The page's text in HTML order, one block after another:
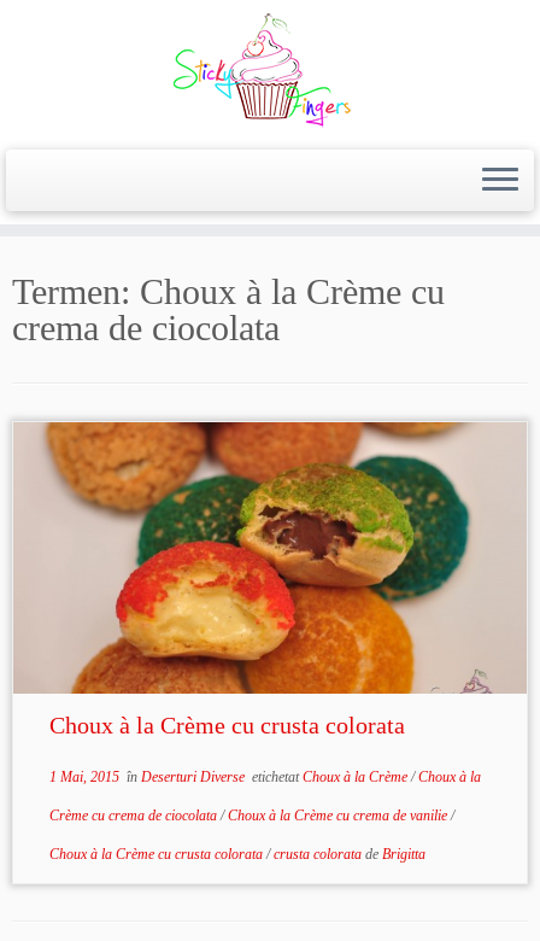
Termen: Choux à la Crème cu
crema de ciocolata
Choux à la Crème cu crusta colorata
1 Mai, 2015în Deserturi Diverse etichetatChoux à la Crème/Choux à la
Crème cu crema de ciocolata/Choux à la Crème cu crema de vanilie/
Choux à la Crème cu crusta colorata/crusta colorata de Brigitta